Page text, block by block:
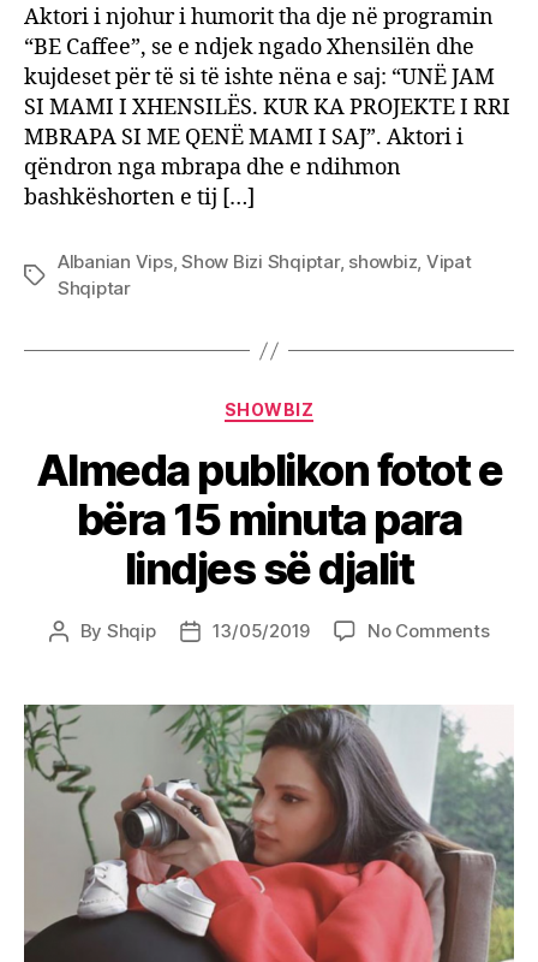
Aktori i njohur i humorit tha dje në programin
“BE Caffee”, se e ndjek ngado Xhensilën dhe
kujdeset për të si të ishte nëna e saj: “UNË JAM
SI MAMI I XHENSILËS. KUR KA PROJEKTE I RRI
MBRAPA SI ME QENË MAMI I SAJ”. Aktori i
qëndron nga mbrapa dhe e ndihmon
bashkëshorten e tij […]
Tags
Albanian Vips,Show Bizi Shqiptar, showbiz, Vipat
Shqiptar
Categories
SHOWBIZ
Almeda publikon fotot e
bëra 15 minuta para
lindjes së djalit
Post
By Shqip
Post13/05/2019 No Commentson
bëra
15
para
së
djalit